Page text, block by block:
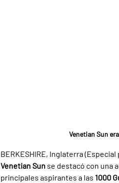
Venetian Sun
BERKESHIRE, Inglaterra
Venetian Sun se destacó con una
principales aspirantes a las 1000